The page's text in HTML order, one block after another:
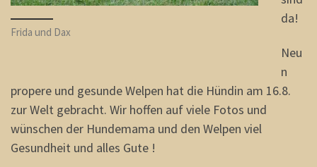
Frida und Dax
da!
Neu
n
propere und gesunde Welpen hat die Hündin am 16.8.
zur Welt gebracht. Wir hoffen auf viele Fotos und
wünschen der Hundemama und den Welpen viel
Gesundheit und alles Gute !